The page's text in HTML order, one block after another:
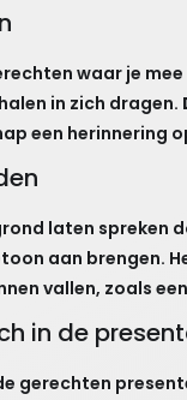
waar je
in zich dragen.
een herinnering
laten spreken
aan brengen.
vallen, zoals
in de
gerechten